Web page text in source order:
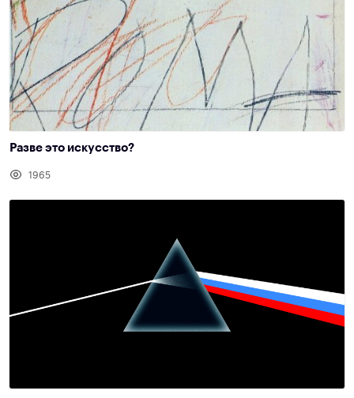
Разве это искусство?
1965